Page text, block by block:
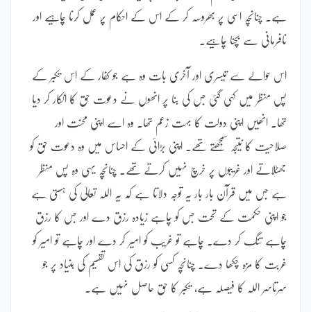
ہے۔ چنانچہ اسی پر بھروسہ کر کے اس کے احکام پر عمل کرنا چاہیے اور
نافرمانی سے بچنا چاہیے۔
اس حوالے سے تیسری اور آخری بات وہ ہے جو کفار کے اس تکبر کے
پس منظر میں کہی گئی جس کی بنا پر انھوں نے دعوت حق کا انکار کر دیا
تھا۔ انھیں اپنی دولت کا بہت زعم تھا۔ وہ اسے اپنی محنت اور
صلاحیت کا نتیجہ سمجھتے تھے۔ اپنی بڑائی کے احساس میں وہ دعوت حق کو
جھٹلاتے اور غریبوں پر خرچ نہیں کرتے تھے۔ چنانچہ یہی وہ پس منظر
ہے جس میں قرآن بار بار یہ توجہ دلاتا ہے کہ یہ اللہ تعالیٰ کی ہستی ہے
جو اپنی حکمت کے تحت جس کو چاہے زیادہ رزق دے اور جس کا رزق
چاہے تنگ کر دے۔ چاہے تو غریب کو امیر کر دے اور چاہے تو امیر کو
غربت کا مزہ چکھا دے۔ چنانچہ کسی کو رزق کی اس تقسیم کی بنیاد پر جو
سرتاسر اللہ کا فیصلہ ہے، تکبر کا حق حاصل نہیں ہے۔